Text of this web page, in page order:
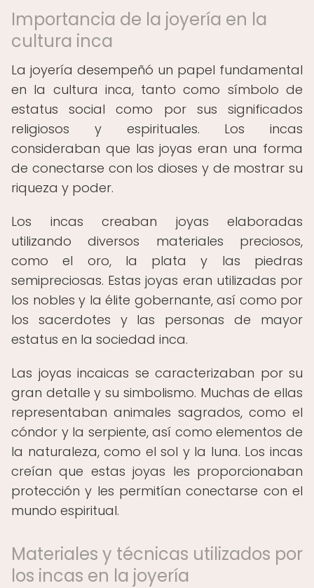
Importancia de la joyería en la
cultura inca
La joyería desempeñó un papel fundamental
en la cultura inca, tanto como símbolo de
estatus social como por sus significados
religiosos y espirituales. Los incas
consideraban que las joyas eran una forma
de conectarse con los dioses y de mostrar su
riqueza y poder.
Los incas creaban joyas elaboradas
utilizando diversos materiales preciosos,
como el oro, la plata y las piedras
semipreciosas. Estas joyas eran utilizadas por
los nobles y la élite gobernante, así como por
los sacerdotes y las personas de mayor
estatus en la sociedad inca.
Las joyas incaicas se caracterizaban por su
gran detalle y su simbolismo. Muchas de ellas
representaban animales sagrados, como el
cóndor y la serpiente, así como elementos de
la naturaleza, como el sol y la luna. Los incas
creían que estas joyas les proporcionaban
protección y les permitían conectarse con el
mundo espiritual.
Materiales y técnicas utilizados por
los incas en la joyería